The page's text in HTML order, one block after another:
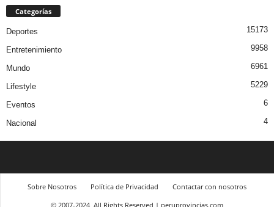
Categorías
Deportes 15173
Entretenimiento 9958
Mundo 6961
Lifestyle 5229
Eventos 6
Nacional 4
Sobre Nosotros Política de Privacidad
Contactar con nosotros
© 2007-2024, All Rights Reserved | peruprovincias.com